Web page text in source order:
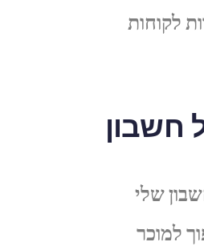
לקוחות
חשבון
שלי
למוכר